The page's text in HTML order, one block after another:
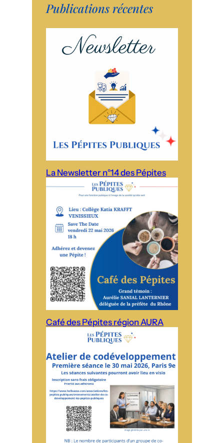
Publications récentes
La Newsletter n°14 des Pépites
Café des Pépites région AURA